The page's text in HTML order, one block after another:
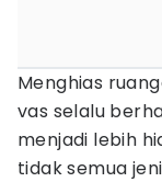
Menghias
vas selalu
menjadi lebih
tidak semua